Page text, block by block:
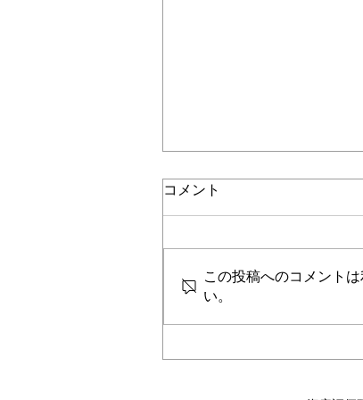
太陽光発電の設備廃棄
コメント
この投稿へのコメント
い。